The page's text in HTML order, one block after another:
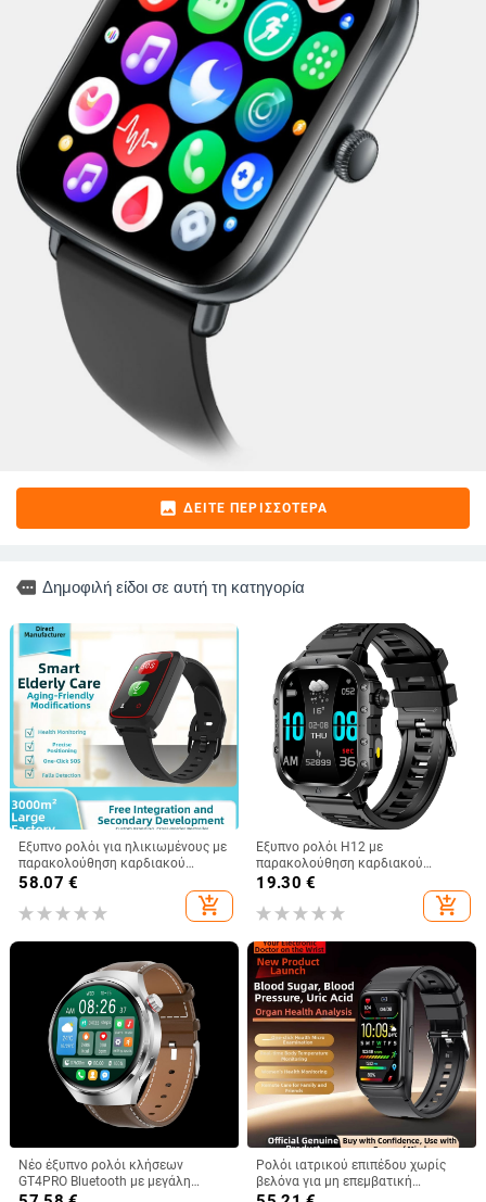
image ΔΕΊΤΕ ΠΕΡΙΣΣΌΤΕΡΑ
more Δημοφιλή είδοι σε αυτή τη κατηγορία
Έξυπνο ρολόι για ηλικιωμένους με
παρακολούθηση καρδιακού
ρυθμού, οξυγόνου στο αίμα και
αρτηριακής πίεσης, ανίχνευση
απώλειας και αυτονομία έως 7
58.07 €
add_shopping_cart
Έξυπνο ρολόι H12 με
παρακολούθηση καρδιακού
ρυθμού, ανίχνευση οξυγόνου στο
αίμα, παρακολούθηση ύπνου,
κλήσεις Bluetooth και μετρητής
19.30 €
add_shopping_cart
Νέο έξυπνο ρολόι κλήσεων
GT4PRO Bluetooth με μεγάλη
οθόνη 1,53 ιντσών, λειτουργία
Ρολόι ιατρικού επιπέδου χωρίς
βελόνα για μη επεμβατική
παρακολούθηση γλυκόζης,